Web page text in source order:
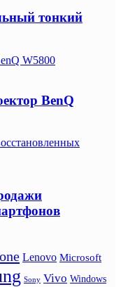
тонкий
W5800
BenQ
Lenovo Microsoft
Sony Vivo Windows